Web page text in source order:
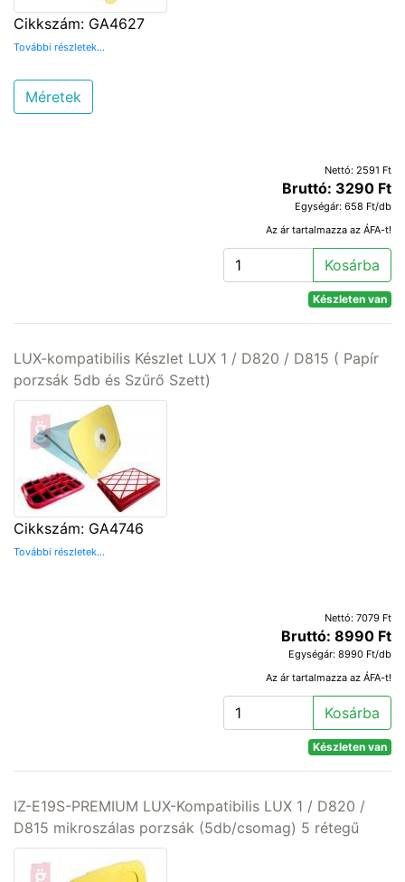
Cikkszám: GA4627
További részletek...
Méretek
Nettó: 2591 Ft
Bruttó: 3290 Ft
Egységár: 658 Ft/db
Az ár tartalmazza az ÁFA-t!
Kosárba
Készleten van
LUX-kompatibilis Készlet LUX 1 / D820 / D815 ( Papír
porzsák 5db és Szűrő Szett)
Cikkszám: GA4746
További részletek...
Nettó: 7079 Ft
Bruttó: 8990 Ft
Egységár: 8990 Ft/db
Az ár tartalmazza az ÁFA-t!
Kosárba
Készleten van
IZ-E19S-PREMIUM LUX-Kompatibilis LUX 1 / D820 /
D815 mikroszálas porzsák (5db/csomag) 5 rétegű